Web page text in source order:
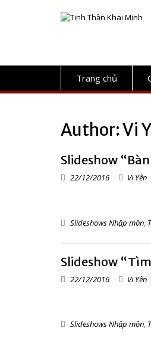
n
Trang chủ
Author:Vi
Slideshow
22/12/2016 Vi Yên
Slideshows Nhập môn
Slideshow
22/12/2016 Vi Yên
Slideshows Nhập môn,